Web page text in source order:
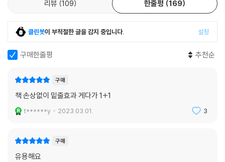
리뷰 109 한줄평 169
클린봇이 부적절한 글을 감지 중입니다. 설정
구매한줄평 추천순
구매
책 손상없이 밑줄효과 게다가 1+1
t******y 2023.03.01. 3
구매
유용해요